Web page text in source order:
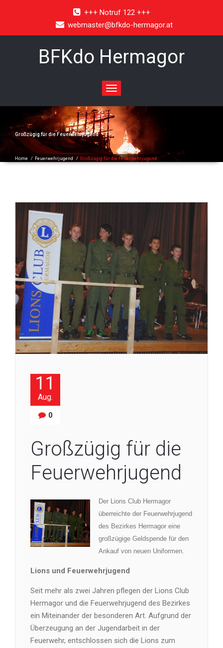
+++ Notruf 122 +++
webmaster@bfkdo-hermagor.at
BFKdo Hermagor
Toggle
navigation
Großzügig für die Feuerwehrjugend
Home / Feuerwehrjugend / Großzügig für die Feuerwehrjugend
11
Aug.
0
Großzügig für die
Feuerwehrjugend
Der Lions Club Hermagor
überreichte der Feuerwehrjugend
des Bezirkes Hermagor eine
großzügige Geldspende für den
Ankauf von neuen Uniformen.
Lions und Feuerwehrjugend
Seit mehr als zwei Jahren pflegen der Lions Club
Hermagor und die Feuerwehrjugend des Bezirkes
ein Miteinander der besonderen Art. Aufgrund der
Überzeugung an der Jugendarbeit in der
Feuerwehr, entschlossen sich die Lions zum